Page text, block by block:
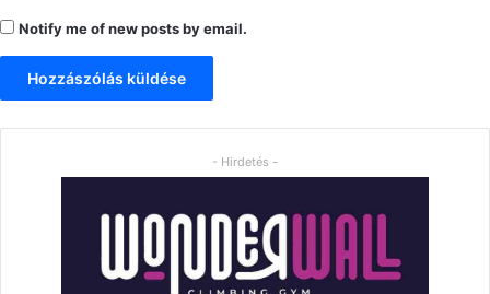
Notify me of new posts by email.
- Hirdetés -